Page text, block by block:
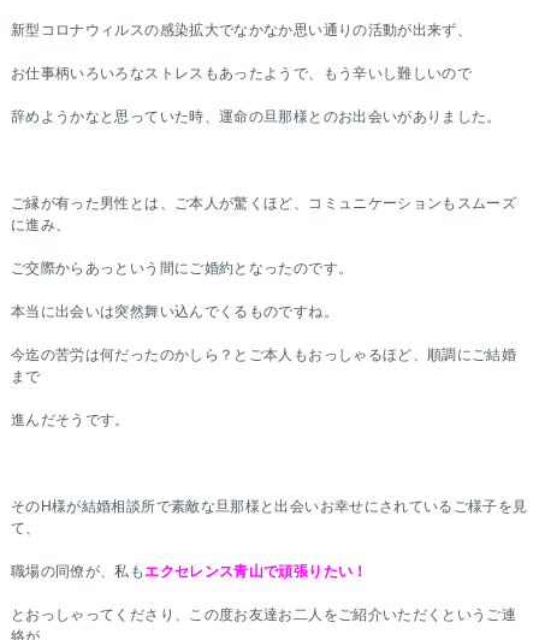
新型コロナウィルスの感染拡大でなかなか思い通りの活動が出来ず、
お仕事柄いろいろなストレスもあったようで、もう辛いし難しいので
辞めようかなと思っていた時、運命の旦那様とのお出会いがありました。
ご縁が有った男性とは、ご本人が驚くほど、コミュニケーションもスムーズ
に進み、
ご交際からあっという間にご婚約となったのです。
本当に出会いは突然舞い込んでくるものですね。
今迄の苦労は何だったのかしら？とご本人もおっしゃるほど、順調にご結婚
まで
進んだそうです。
そのH様が結婚相談所で素敵な旦那様と出会いお幸せにされているご様子を見
て、
職場の同僚が、私もエクセレンス青山で頑張りたい！
とおっしゃってくださり、この度お友達お二人をご紹介いただくというご連
絡が